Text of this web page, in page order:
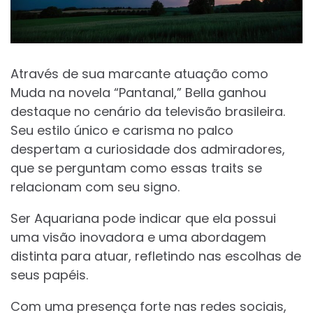
Através de sua marcante atuação como
Muda na novela “Pantanal,” Bella ganhou
destaque no cenário da televisão brasileira.
Seu estilo único e carisma no palco
despertam a curiosidade dos admiradores,
que se perguntam como essas traits se
relacionam com seu signo.
Ser Aquariana pode indicar que ela possui
uma visão inovadora e uma abordagem
distinta para atuar, refletindo nas escolhas de
seus papéis.
Com uma presença forte nas redes sociais,